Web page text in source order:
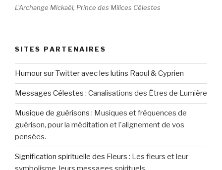
L'Archange Mickaël, Prince des Milices Célestes
SITES PARTENAIRES
Humour sur Twitter avec les lutins Raoul & Cyprien
Messages Célestes : Canalisations des Êtres de Lumière
Musique de guérisons : Musiques et fréquences de
guérison, pour la méditation et l'alignement de vos
pensées.
Signification spirituelle des Fleurs : Les fleurs et leur